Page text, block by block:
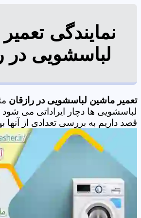
نمایندگی
لباسشویی در
تعمیر ماشین لباسشویی در رازقان
لباسشویی ها دچار ایراداتی می
قصد داریم به بررسی تعدادی از آنها